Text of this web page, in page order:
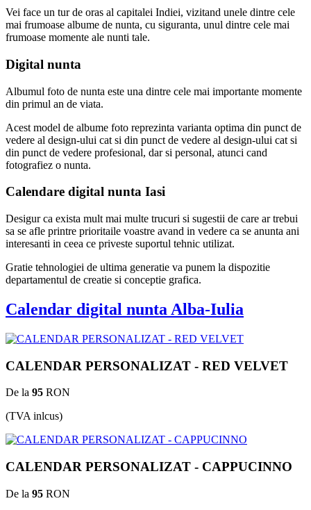
Vei face un tur de oras al capitalei Indiei, vizitand unele dintre cele
mai frumoase albume de nunta, cu siguranta, unul dintre cele mai
frumoase momente ale nunti tale.
Digital nunta
Albumul foto de nunta este una dintre cele mai importante momente
din primul an de viata.
Acest model de albume foto reprezinta varianta optima din punct de
vedere al design-ului cat si din punct de vedere al design-ului cat si
din punct de vedere profesional, dar si personal, atunci cand
fotografiez o nunta.
Calendare digital nunta Iasi
Desigur ca exista mult mai multe trucuri si sugestii de care ar trebui
sa se afle printre prioritaile voastre avand in vedere ca se anunta ani
interesanti in ceea ce priveste suportul tehnic utilizat.
Gratie tehnologiei de ultima generatie va punem la dispozitie
departamentul de creatie si conceptie grafica.
Calendar digital nunta Alba-Iulia
CALENDAR PERSONALIZAT - RED VELVET
De la 95 RON
(TVA inlcus)
CALENDAR PERSONALIZAT - CAPPUCINNO
De la 95 RON